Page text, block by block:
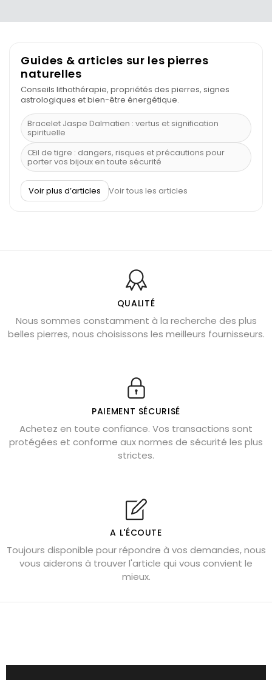
Guides & articles sur les pierres
naturelles
Conseils lithothérapie, propriétés des pierres, signes
astrologiques et bien-être énergétique.
Bracelet Jaspe Dalmatien : vertus et signification
spirituelle
Œil de tigre : dangers, risques et précautions pour
porter vos bijoux en toute sécurité
À quel poignet porter un bracelet de pierre
Découvrez le scorpion et ses pierres
Bienfaits de la sélénite – pierre des anges
L’améthyste est-elle faite pour moi ?
Chrysocolle : pierre apaisante
Obsidienne dorée : vertus et signification
Véritable citrine naturelle non chauffée
Où placer la citrine dans la maison
Cornaline : propriétés magiques
Capricorne : quelles pierres choisir
Shungite : purification et protection
Bagues en labradorite argent 925
Lapis lazuli : propriétés et précautions
Citrine : propriétés magiques
Aigue-marine : propriétés et couleurs
Voir plus d’articles Voir tous les articles
QUALITÉ
Nous sommes constamment à la recherche des plus
belles pierres, nous choisissons les meilleurs fournisseurs.
PAIEMENT SÉCURISÉ
Achetez en toute confiance. Vos transactions sont
protégées et conforme aux normes de sécurité les plus
strictes.
A L'ÉCOUTE
Toujours disponible pour répondre à vos demandes, nous
vous aiderons à trouver l'article qui vous convient le
mieux.